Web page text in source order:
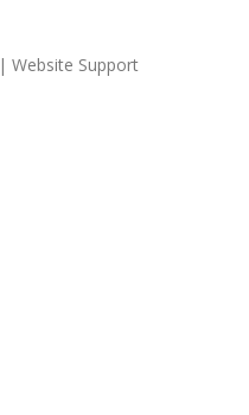
| Website Support